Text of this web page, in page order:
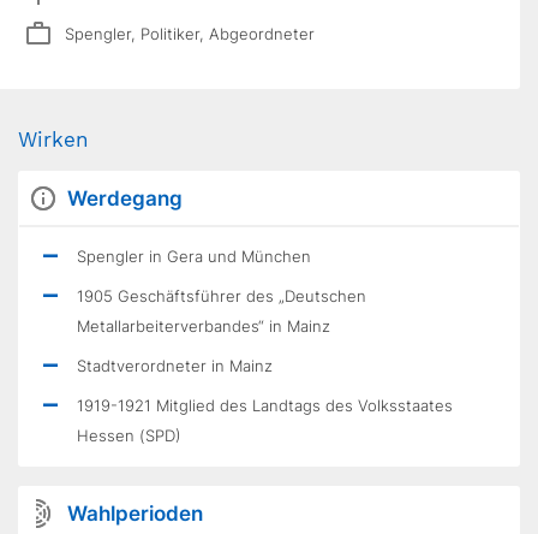
Spengler, Politiker, Abgeordneter
Wirken
Werdegang
Spengler in Gera und München
1905 Geschäftsführer des „Deutschen
Metallarbeiterverbandes“ in Mainz
Stadtverordneter in Mainz
1919-1921 Mitglied des Landtags des Volksstaates
Hessen (SPD)
Wahlperioden